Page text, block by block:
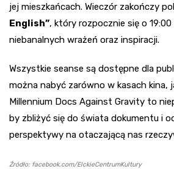
jej mieszkańcach. Wieczór zakończy
English”, który rozpocznie się o
niebanalnych wrażeń oraz inspiracji.
Wszystkie seanse są dostępne dla
można nabyć zarówno w kasach kina,
Millennium Docs Against Gravity to
by zbliżyć się do świata dokumentu i
perspektywy na otaczającą nas
Źródło: facebook.com/ElckieCentrumKultury